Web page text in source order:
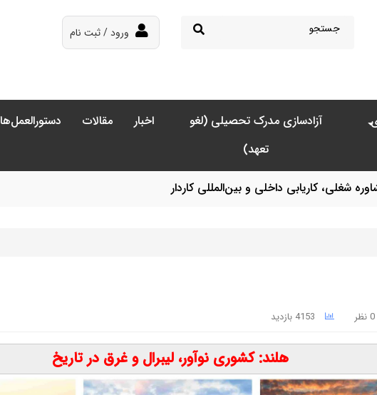
ورود / ثبت نام
آزادسازی مدرک تحصیلی (لغو
تعهد)
اخبار مقالات دستورالعمل‌ها
شغلی، کاریابی داخلی و بین‌المللی کاردار
هلند: کشوری نوآور، لیبرال و غرق در تاریخ